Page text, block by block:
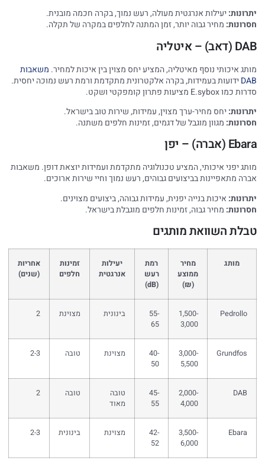
יתרונות: יעילות אנרגטית מעולה, רעש נמוך, בקרה חכמה מובנית.
חסרונות: מחיר גבוה יותר, זמן המתנה לחלפים במקרה של תקלה.
DAB (דאב) – איטליה
מותג איכותי נוסף מאיטליה, המציע יחס מצוין בין איכות למחיר. משאבות
DAB ידועות בעמידות, בקרה אלקטרונית מתקדמת ורמת רעש נמוכה יחסית.
סדרות כמו E.sybox מציעות פתרון קומפקטי ושקט.
יתרונות: יחס מחיר-ערך מצוין, עמידות, שירות טוב בישראל.
חסרונות: מגוון מוגבל של דגמים, זמינות חלפים משתנה.
Ebara (אברה) – יפן
מותג יפני איכותי, המציע טכנולוגיה מתקדמת ועמידות יוצאת דופן. משאבות
אברה מתאפיינות בביצועים גבוהים, רעש נמוך וחיי שירות ארוכים.
יתרונות: איכות בנייה יפנית, עמידות גבוהה, ביצועים מצוינים.
חסרונות: מחיר גבוה, זמינות חלפים מוגבלת בישראל.
טבלת השוואת מותגים
מותג
מחיר
ממוצע
(₪)
רמת
רעש
(dB)
יעילות
אנרגטית
זמינות
חלפים
אחריות
(שנים)
Pedrollo
1,500-
3,000
55-
65
בינונית מצוינת 2
Grundfos
3,000-
5,500
40-
50
מצוינת טובה 2-3
DAB
2,000-
4,000
45-
55
טובה
מאוד
טובה 2
Ebara
3,500-
6,000
42-
52
מצוינת בינונית 2-3